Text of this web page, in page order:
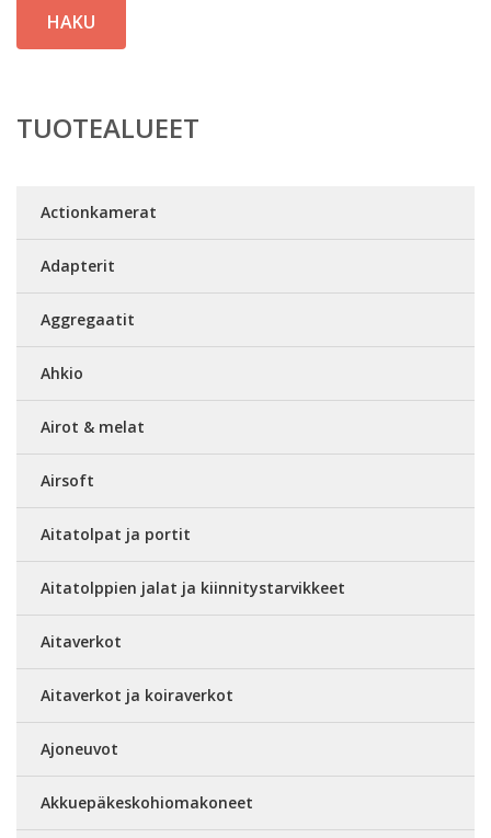
HAKU
TUOTEALUEET
Actionkamerat
Adapterit
Aggregaatit
Ahkio
Airot & melat
Airsoft
Aitatolpat ja portit
Aitatolppien jalat ja kiinnitystarvikkeet
Aitaverkot
Aitaverkot ja koiraverkot
Ajoneuvot
Akkuepäkeskohiomakoneet